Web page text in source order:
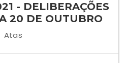
- DELIBERAÇÕES
20 DE OUTUBRO
Atas